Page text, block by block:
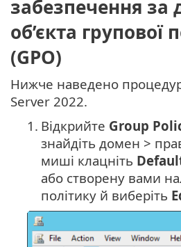
забезпечення за
об’єкта групової
(GPO)
Нижче наведено
Server 2022.
1. Відкрийте Group
знайдіть домен >
миші клацніть
або створену вами
політику й виберіть